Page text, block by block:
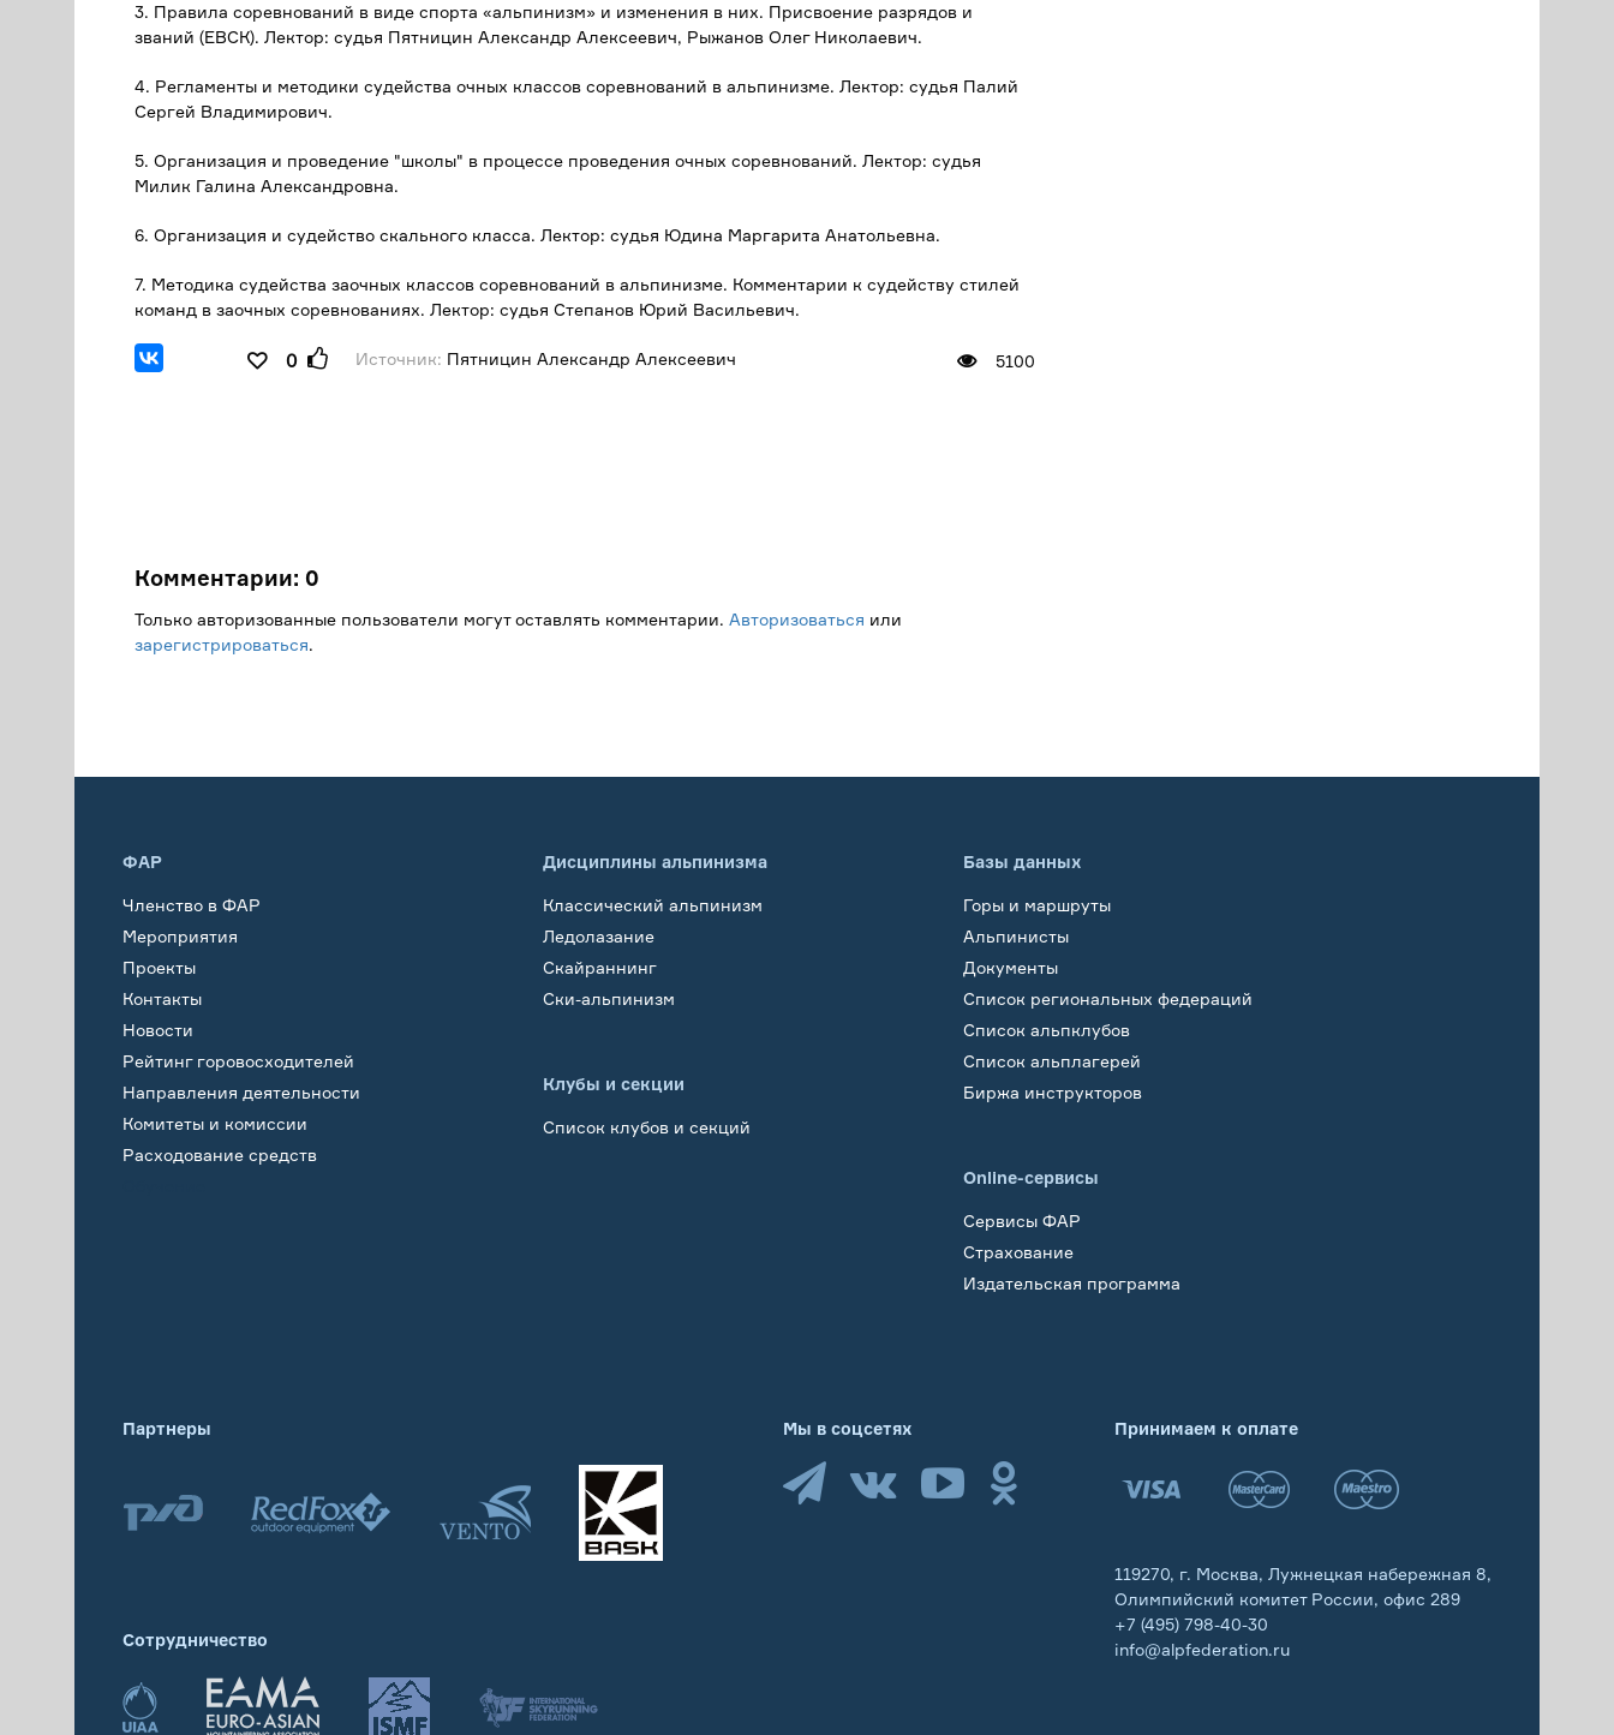
3. Правила соревнований в виде спорта «альпинизм» и изменения в них. Присвоение разрядов и
званий (ЕВСК). Лектор: судья Пятницин Александр Алексеевич, Рыжанов Олег Николаевич.
4. Регламенты и методики судейства очных классов соревнований в альпинизме. Лектор: судья Палий
Сергей Владимирович.
5. Организация и проведение "школы" в процессе проведения очных соревнований. Лектор: судья
Милик Галина Александровна.
6. Организация и судейство скального класса. Лектор: судья Юдина Маргарита Анатольевна.
7. Методика судейства заочных классов соревнований в альпинизме. Комментарии к судейству стилей
команд в заочных соревнованиях. Лектор: судья Степанов Юрий Васильевич.
0 5100
Источник: Пятницин Александр Алексеевич
Комментарии: 0
Только авторизованные пользователи могут оставлять комментарии. Авторизоваться или
зарегистрироваться.
ФАР
Членство в ФАР
Мероприятия
Проекты
Контакты
Новости
Рейтинг горовосходителей
Направления деятельности
Комитеты и комиссии
Расходование средств
Дисциплины альпинизма
Классический альпинизм
Ледолазание
Скайраннинг
Ски-альпинизм
Клубы и секции
Список клубов и секций
Базы данных
Горы и маршруты
Альпинисты
Документы
Список региональных федераций
Список альпклубов
Список альплагерей
Биржа инструкторов
Online-сервисы
Сервисы ФАР
Страхование
Издательская программа
Партнеры
Сотрудничество
Принимаем к оплате
119270, г. Москва, Лужнецкая набережная 8,
Олимпийский комитет России, офис 289
+7 (495) 798-40-30
info@alpfederation.ru
Мы в соцсетях